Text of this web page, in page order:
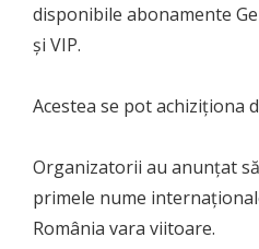
disponibile abonamente
și VIP.
Acestea se pot achiziționa
Organizatorii au anunțat
primele nume
România vara viitoare.